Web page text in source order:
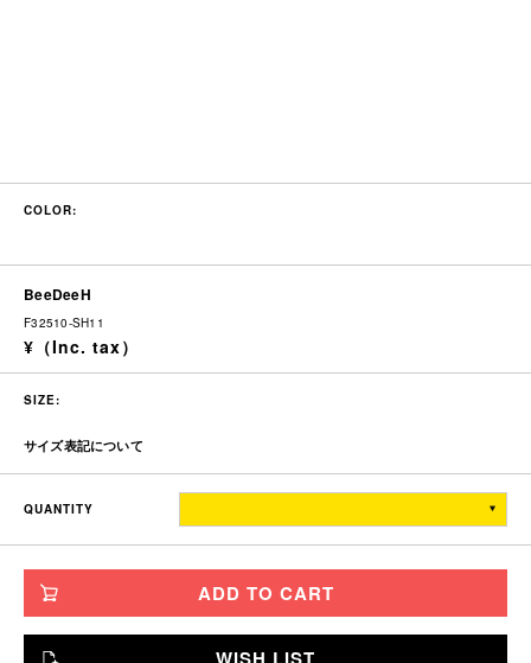
BeeDeeH
F32510-SH11
COLOR:
SIZE:
サイズ表記について
着丈 身幅 肩幅
袖丈
77.5 67 56
27
SKINNY
80.5 71 60
28
FAT
83.5 75
JUMBO
86.5 79 68 30
QUANTITY
ADD TO CART